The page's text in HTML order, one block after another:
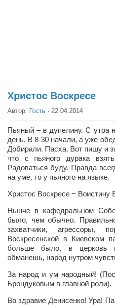
Выборы
Традиции
Опросы
Экология
Здоровье
Здоровый образ жизни
Активный отдых
Курьезы
Досье
Христос Воскресе
Автор: Гость · 22.04.2014
Пьяный – в дупелину. С утра
день. В 8-30 начали, а уже
Добирали. Пасха. Вот пишу и
что с пьяного дурака
Радоваться буду. Правда
на уме, то у пьяного на языке.
Христос Воскресе − Воистину
Нынче в кафедральном
было, чем обычно.
захватчики, агрессоры,
Воскресенской в Киевском
больше было, в церковь
обманешь, народ нутром
За народ и ум народный!
Брондуковым в главной роли).
Во здравие Денисенко! Ура!